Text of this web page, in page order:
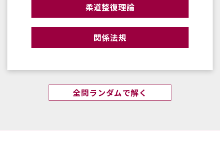
柔道整復理論
関係法規
全問ランダムで解く